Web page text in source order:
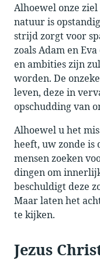
Alhoewel onze
natuur is
strijd zorgt voor
zoals Adam en
en ambities zijn
worden. De
leven, deze in
opschudding van
Alhoewel u het
heeft, uw zonde is
mensen zoeken
dingen om
beschuldigt deze
Maar laten het
te kijken.
Jezus